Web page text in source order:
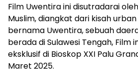
Film Uwentira ini disutradarai
Muslim, diangkat dari kisah
bernama Uwentira, sebuah
berada di Sulawesi Tengah, Film
eksklusif di Bioskop XXI Palu
Maret 2025.